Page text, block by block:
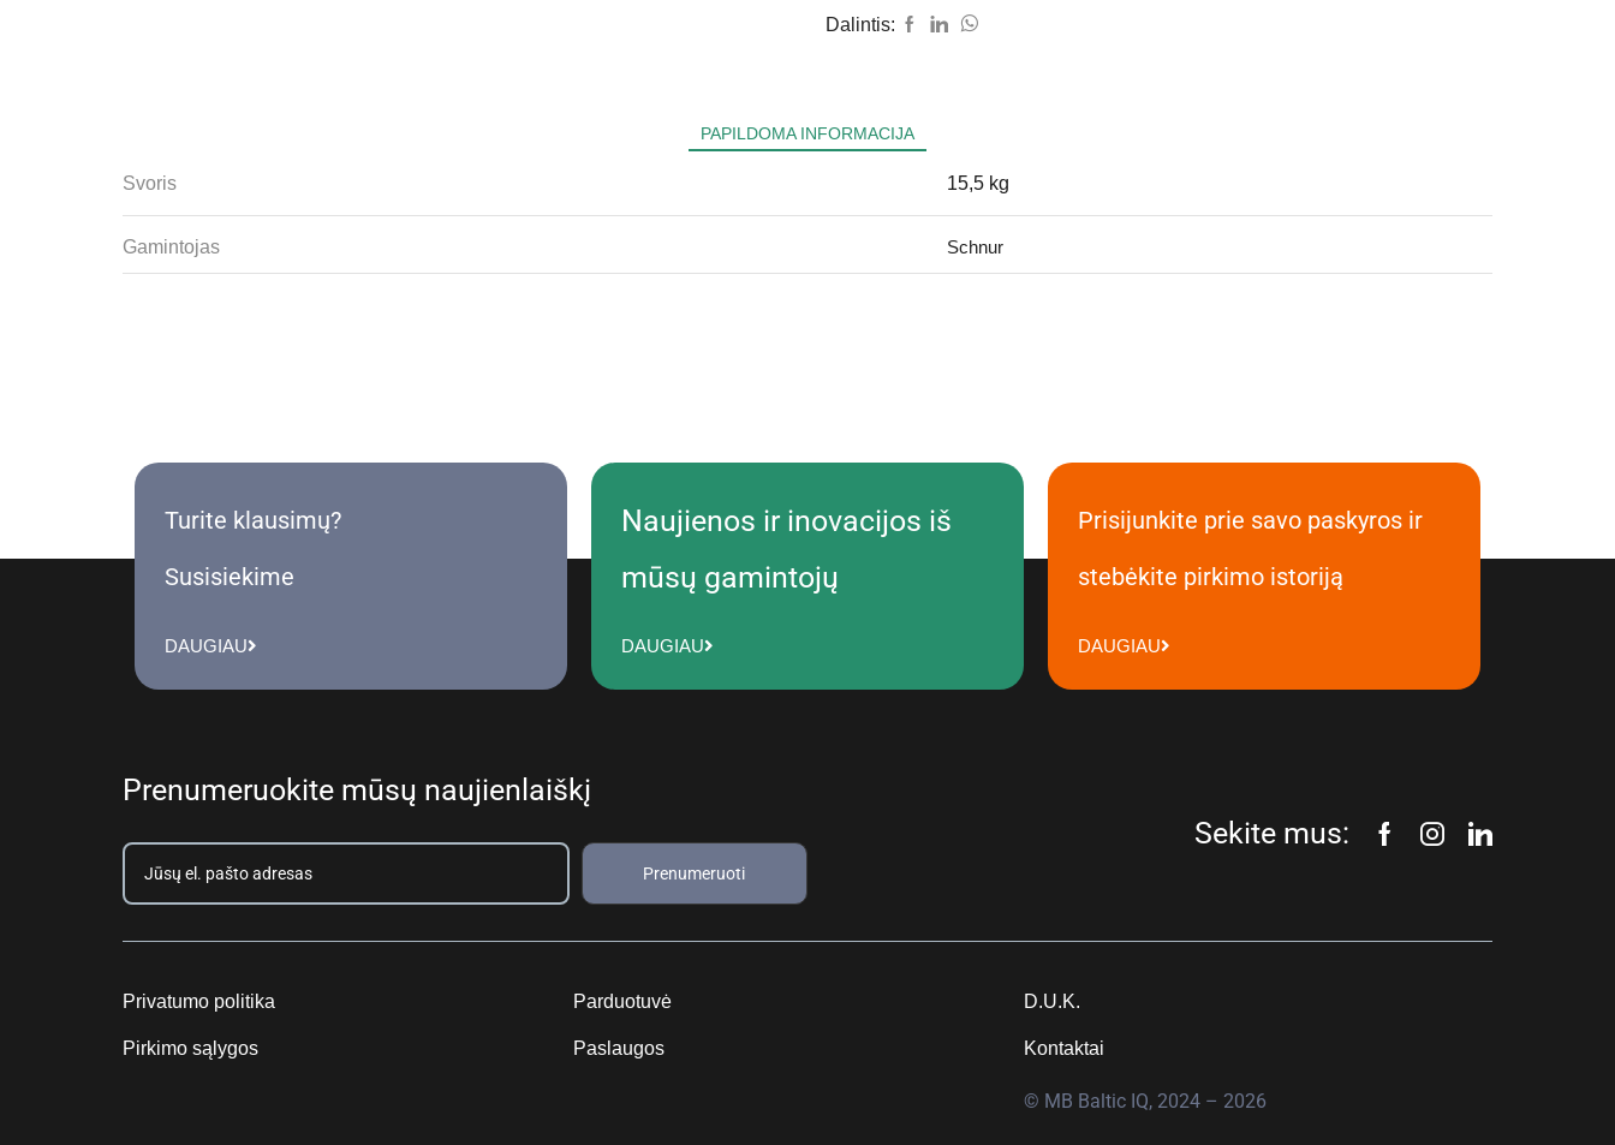
Dalintis:
PAPILDOMA INFORMACIJA
Svoris 15,5 kg
Gamintojas Schnur
Turite klausimų?
Susisiekime
DAUGIAU
Naujienos ir inovacijos iš
mūsų gamintojų
DAUGIAU
Prisijunkite prie savo paskyros ir
stebėkite pirkimo istoriją
DAUGIAU
Prenumeruokite mūsų naujienlaiškį
Prenumeruoti
Sekite mus:
Privatumo politika
Pirkimo sąlygos
Parduotuvė
Paslaugos
D.U.K.
Kontaktai
© MB Baltic IQ, 2024 – 2026